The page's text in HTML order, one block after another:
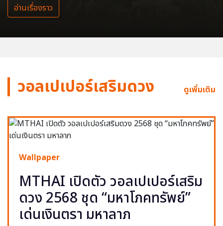
อ่านเรื่องราว
วอลเปเปอร์เสริมดวง ดูเพิ่มเติม
Wallpaper
MTHAI เปิดตัว วอลเปเปอร์เสริม
ดวง 2568 ชุด “มหาโภคทรัพย์”
เด่นเงินตรา มหาลาภ